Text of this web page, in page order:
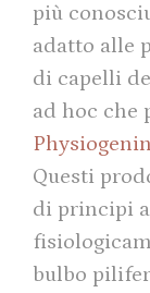
più
adatto alle
di capelli
ad hoc che
Questi
di principi
bulbo